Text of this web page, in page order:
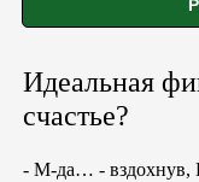
Идеальная
счастье?
- М-да… - вздохнув,